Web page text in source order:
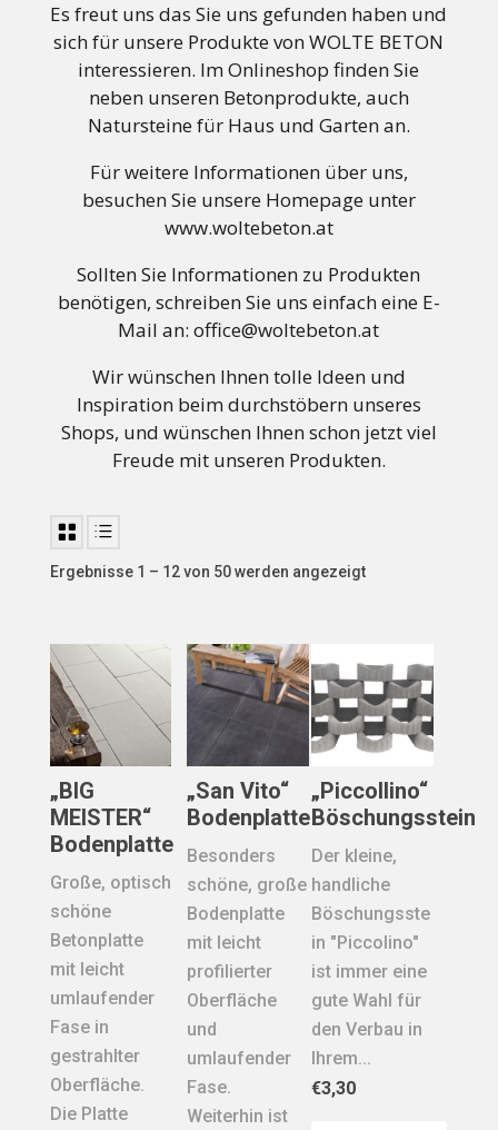
Es freut uns das Sie uns gefunden haben und
sich für unsere Produkte von WOLTE BETON
interessieren. Im Onlineshop finden Sie
neben unseren Betonprodukte, auch
Natursteine für Haus und Garten an.
Für weitere Informationen über uns,
besuchen Sie unsere Homepage unter
www.woltebeton.at
Sollten Sie Informationen zu Produkten
benötigen, schreiben Sie uns einfach eine E-
Mail an: office@woltebeton.at
Wir wünschen Ihnen tolle Ideen und
Inspiration beim durchstöbern unseres
Shops, und wünschen Ihnen schon jetzt viel
Freude mit unseren Produkten.
Ergebnisse 1 – 12 von 50 werden angezeigt
„BIG
MEISTER“
Bodenplatte
Große, optisch
schöne
Betonplatte
mit leicht
umlaufender
Fase in
gestrahlter
Oberfläche.
Die Platte
„Piccollino“
Böschungsstein
Der kleine,
handliche
Böschungsste
in "Piccolino"
ist immer eine
gute Wahl für
den Verbau in
Ihrem...
€3,30
„San Vito“
Bodenplatte
Besonders
schöne, große
Bodenplatte
mit leicht
profilierter
Oberfläche
und
umlaufender
Fase.
Weiterhin ist